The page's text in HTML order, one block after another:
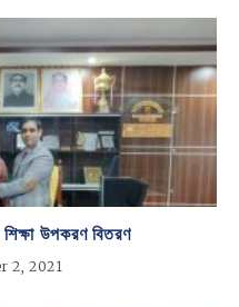
উপকরণ বিতরণ
2, 2021